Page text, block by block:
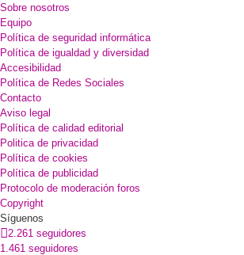
Sobre nosotros
Equipo
Política de seguridad informática
Política de igualdad y diversidad
Accesibilidad
Política de Redes Sociales
Contacto
Aviso legal
Política de calidad editorial
Politica de privacidad
Política de cookies
Política de publicidad
Protocolo de moderación foros
Copyright
Síguenos
2.261 seguidores
1.461 seguidores